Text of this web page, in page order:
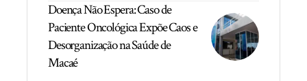
Doença Não Espera: Caso de
Paciente Oncológica Expõe Caos e
Desorganização na Saúde de
Macaé